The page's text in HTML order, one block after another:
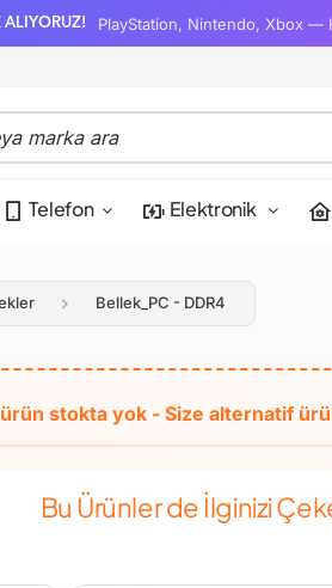
PlayStation, Nintendo, Xbox —
Telefon Elektronik
Bellek_PC - DDR4
Bu Ürünler de İlginizi